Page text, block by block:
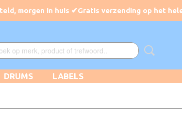
DRUMS LABELS